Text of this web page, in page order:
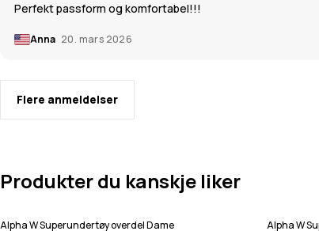
Perfekt passform og komfortabel!!!
Anna 20. mars 2026
Flere anmeldelser
Produkter du kanskje liker
Alpha W Superundertøy overdel Dame
Alpha W